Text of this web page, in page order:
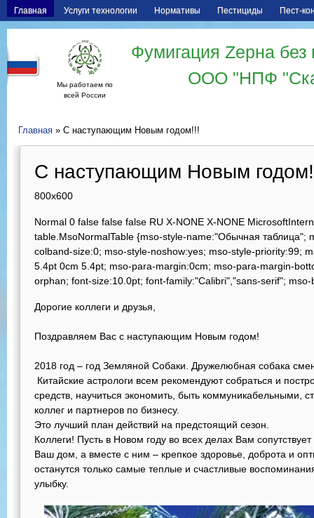
Главная Услуги технологии Нормативы Пестициды Пест-
Мы работаем по
всей России
Фумигация Zерна
ООО "НПФ
Главная » С наступающим Новым годом!!!
С наступающим Новым
800x600
Normal 0 false false false RU X-NONE X-NONE
table.MsoNormalTable {mso-style-name:"Обычная таблица";
colband-size:0; mso-style-noshow:yes; mso-style-priority:99;
5.4pt 0cm 5.4pt; mso-para-margin:0cm; mso-para-margin-
orphan; font-size:10.0pt; font-family:"Calibri","sans-serif";
Дорогие коллеги и друзья,
Поздравляем Вас с наступающим Новым годом!
2018 год – год Земляной Собаки. Дружелюбная собака
Китайские астрологи всем рекомендуют собраться и
средств, научиться экономить, быть коммуникабельными,
коллег и партнеров по бизнесу.
Это лучший план действий на предстоящий сезон.
Коллеги! Пусть в Новом году во всех делах Вам
Ваш дом, а вместе с ним – крепкое здоровье, доброта и
останутся только самые теплые и счастливые
улыбку.